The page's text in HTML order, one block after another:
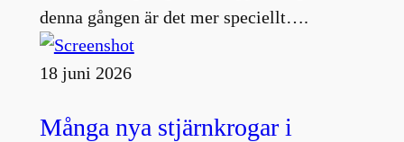
denna gången är det mer speciellt….
18 juni 2026
Många nya stjärnkrogar i